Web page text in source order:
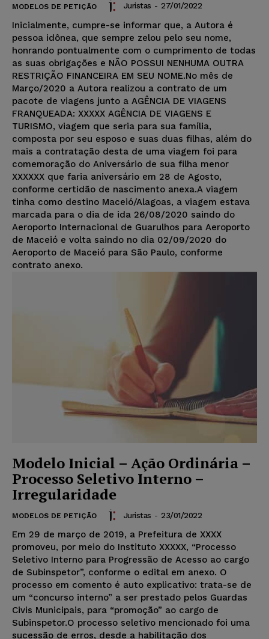
MODELOS DE PETIÇÃO Juristas - 27/01/2022
Inicialmente, cumpre-se informar que, a Autora é
pessoa idônea, que sempre zelou pelo seu nome,
honrando pontualmente com o cumprimento de todas
as suas obrigações e NÃO POSSUI NENHUMA OUTRA
RESTRIÇÃO FINANCEIRA EM SEU NOME.No mês de
Março/2020 a Autora realizou a contrato de um
pacote de viagens junto a AGÊNCIA DE VIAGENS
FRANQUEADA: XXXXX AGÊNCIA DE VIAGENS E
TURISMO, viagem que seria para sua família,
composta por seu esposo e suas duas filhas, além do
mais a contratação desta de uma viagem foi para
comemoração do Aniversário de sua filha menor
XXXXXX que faria aniversário em 28 de Agosto,
conforme certidão de nascimento anexa.A viagem
tinha como destino Maceió/Alagoas, a viagem estava
marcada para o dia de ida 26/08/2020 saindo do
Aeroporto Internacional de Guarulhos para Aeroporto
de Maceió e volta saindo no dia 02/09/2020 do
Aeroporto de Maceió para São Paulo, conforme
contrato anexo.
Modelo Inicial – Ação Ordinária –
Processo Seletivo Interno –
Irregularidade
MODELOS DE PETIÇÃO Juristas - 23/01/2022
Em 29 de março de 2019, a Prefeitura de XXXX
promoveu, por meio do Instituto XXXXX, “Processo
Seletivo Interno para Progressão de Acesso ao cargo
de Subinspetor”, conforme o edital em anexo. O
processo em comento é auto explicativo: trata-se de
um “concurso interno” a ser prestado pelos Guardas
Civis Municipais, para “promoção” ao cargo de
Subinspetor.O processo seletivo mencionado foi uma
sucessão de erros, desde a habilitação dos